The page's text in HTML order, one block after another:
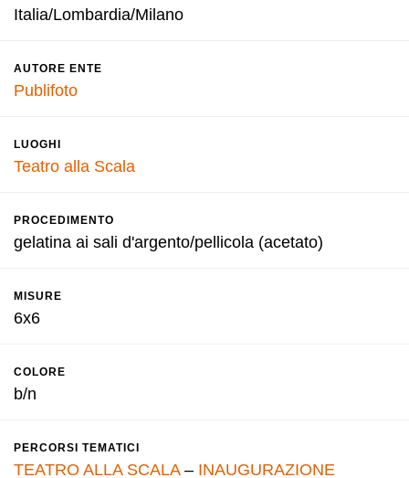
Italia/Lombardia/Milano
AUTORE ENTE
Publifoto
LUOGHI
Teatro alla Scala
PROCEDIMENTO
gelatina ai sali d'argento/pellicola (acetato)
MISURE
6x6
COLORE
b/n
PERCORSI TEMATICI
TEATRO ALLA SCALA– INAUGURAZIONE